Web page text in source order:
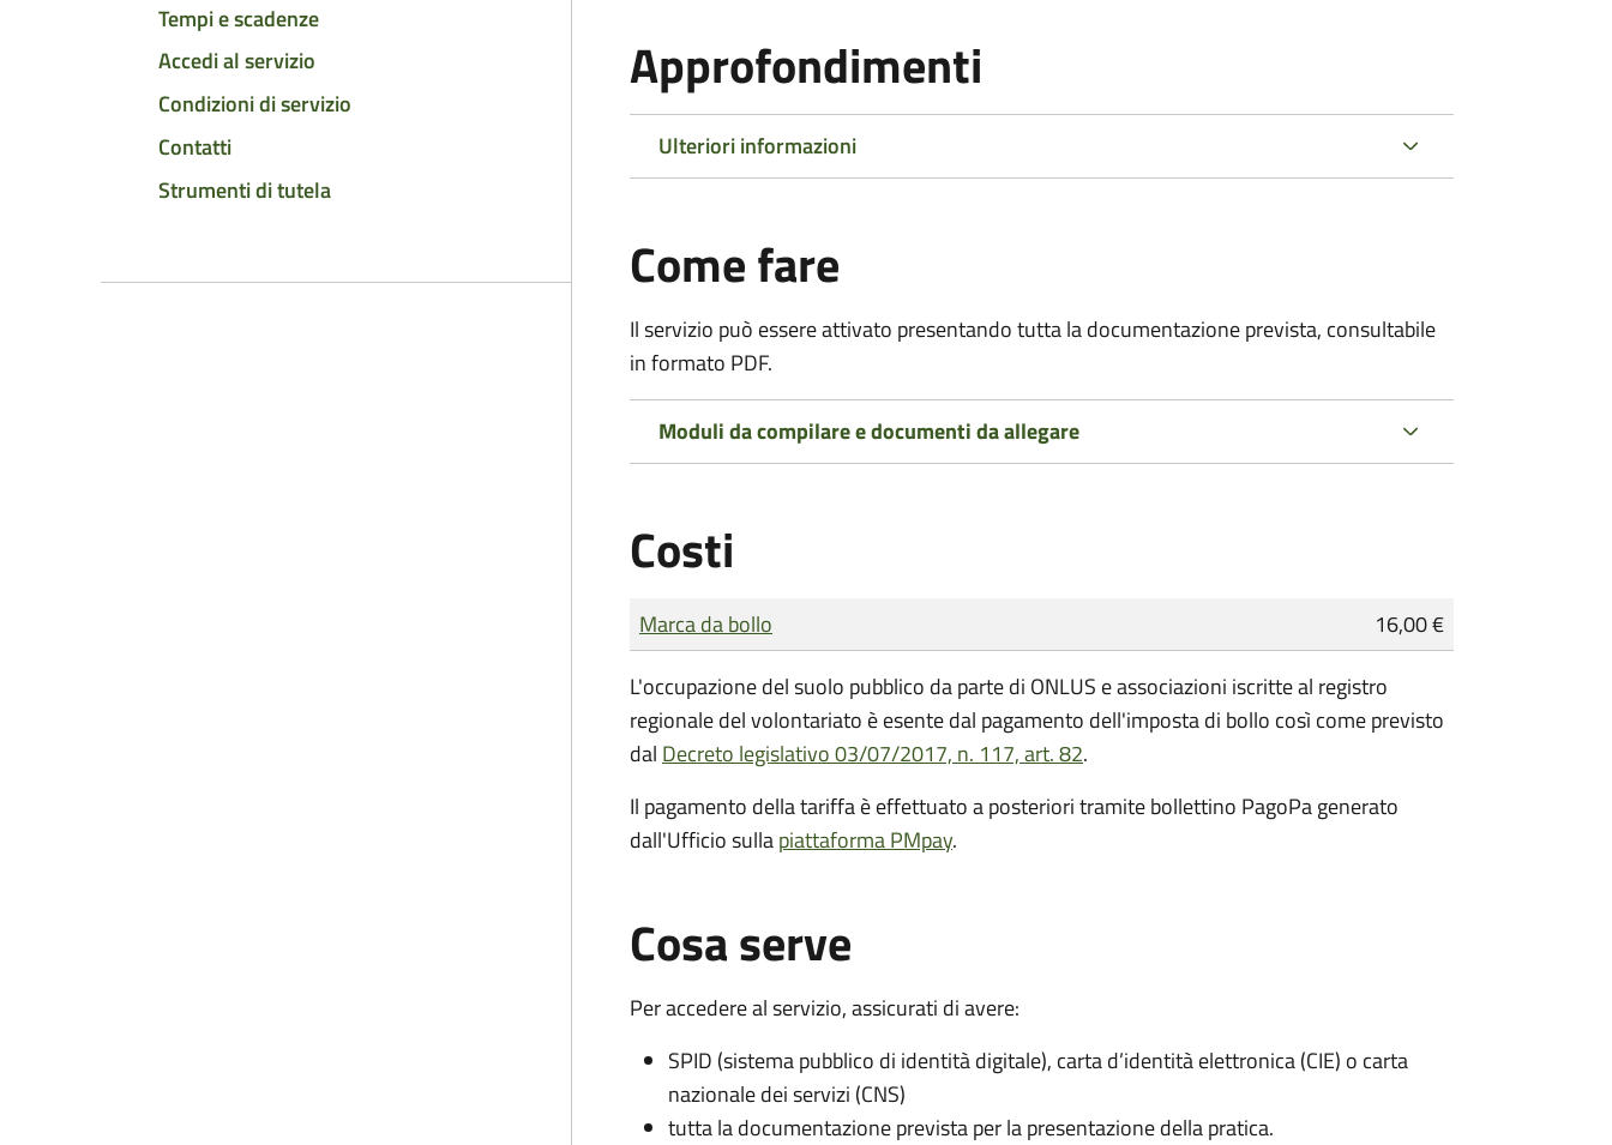
Tempi e scadenze
Accedi al servizio
Condizioni di servizio
Contatti
Strumenti di tutela
Approfondimenti
Ulteriori informazioni
Come fare
Il servizio può essere attivato presentando tutta la documentazione prevista, consultabile
in formato PDF.
Moduli da compilare e documenti da allegare
Costi
Tipo di pagamento
Importo
Marca da bollo
16,00 €
L'occupazione del suolo pubblico da parte di ONLUS e associazioni iscritte al registro
regionale del volontariato è esente dal pagamento dell'imposta di bollo così come previsto
dal Decreto legislativo 03/07/2017, n. 117, art. 82.
Il pagamento della tariffa è effettuato a posteriori tramite bollettino PagoPa generato
dall'Ufficio sullapiattaforma PMpay.
Cosa serve
Per accedere al servizio, assicurati di avere:
SPID (sistema pubblico di identità digitale), carta d’identità elettronica (CIE) o carta
nazionale dei servizi (CNS)
tutta la documentazione prevista per la presentazione della pratica.